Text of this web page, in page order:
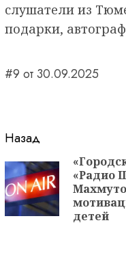
слушатели из
подарки,
#9 от 30.09.2025
Навигация
записи
Назад
«Радио
детей